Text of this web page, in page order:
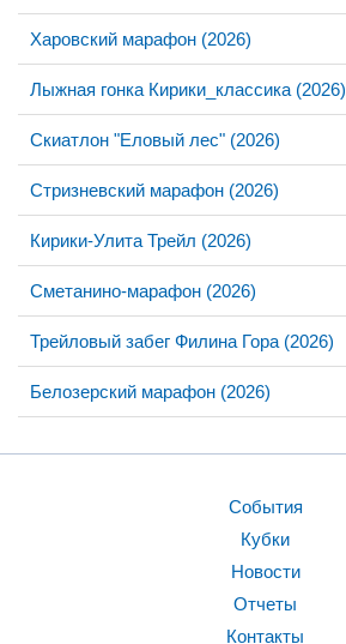
Харовский марафон (2026)
Лыжная гонка Кирики_классика (2026)
Скиатлон "Еловый лес" (2026)
Стризневский марафон (2026)
Кирики-Улита Трейл (2026)
Сметанино-марафон (2026)
Трейловый забег Филина Гора (2026)
Белозерский марафон (2026)
События
Кубки
Новости
Отчеты
Контакты